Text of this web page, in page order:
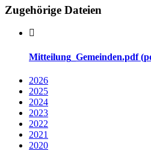
Zugehörige Dateien
Mitteilung_Gemeinden.pdf
2026
2025
2024
2023
2022
2021
2020